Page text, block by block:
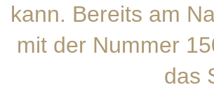
kann. Bereits am
mit der Nummer
das